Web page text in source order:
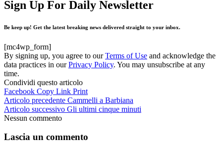
Sign Up For Daily Newsletter
Be keep up! Get the latest breaking news delivered straight to your inbox.
[mc4wp_form]
By signing up, you agree to ourTerms of Use and acknowledge the
data practices in ourPrivacy Policy. You may unsubscribe at any
time.
Condividi questo articolo
Facebook Copy Link Print
Articolo precedente Cammelli a Barbiana
Articolo successivo Gli ultimi cinque minuti
Nessun commento
Lascia un commento